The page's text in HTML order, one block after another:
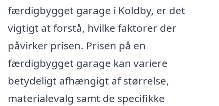
færdigbygget garage i Koldby, er det
vigtigt at forstå, hvilke faktorer der
påvirker prisen. Prisen på en
færdigbygget garage kan variere
betydeligt afhængigt af størrelse,
materialevalg samt de specifikke